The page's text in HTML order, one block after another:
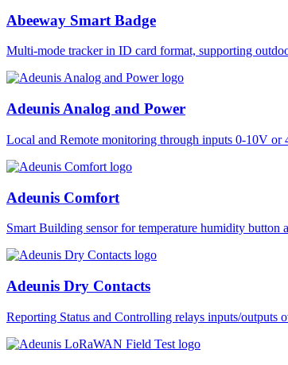
Abeeway Smart Badge
Multi-mode tracker in ID card format, supporting
Adeunis Analog and Power
Local and Remote monitoring through inputs 0-10V or
Adeunis Comfort
Smart Building sensor for temperature humidity
Adeunis Dry Contacts
Reporting Status and Controlling relays inputs/